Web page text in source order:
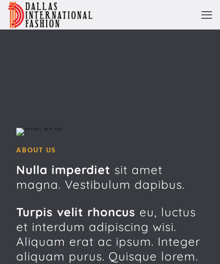
ABOUT US
Nulla imperdiet sit amet
magna. Vestibulum dapibus.
Turpis velit rhoncus eu, luctus
et interdum adipiscing wisi.
Aliquam erat ac ipsum. Integer
aliquam purus. Quisque lorem.